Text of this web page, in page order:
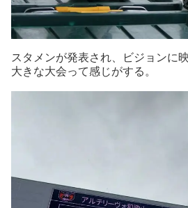
スタメンが発表され、ビジョンに
大きな大会って感じがする。